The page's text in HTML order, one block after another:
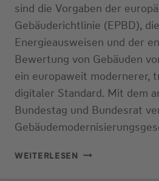
sind die Vorgaben der
Gebäuderichtlinie (EPBD),
Energieausweisen und der
Bewertung von Gebäuden
ein europaweit modernerer,
digitaler Standard. Mit dem
Bundestag und Bundesrat
WEITERLESEN NEUER